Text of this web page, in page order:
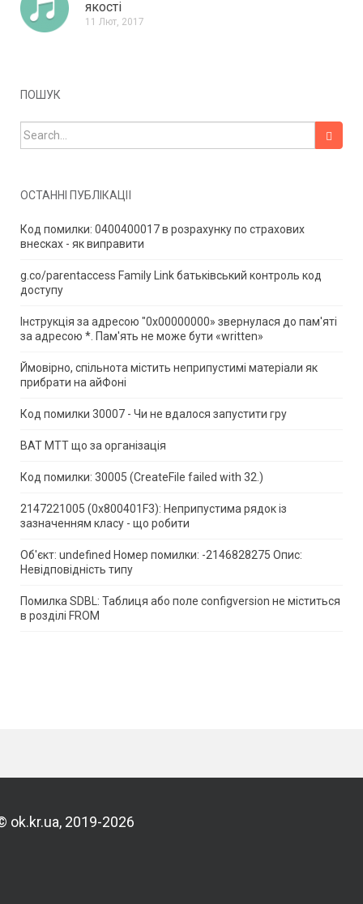
якості
11 Лют, 2017
ПОШУК
Search for:
ОСТАННІ ПУБЛІКАЦІЇ
Код помилки: 0400400017 в розрахунку по страхових
внесках - як виправити
g.co/parentaccess Family Link батьківський контроль код
доступу
Інструкція за адресою "0x00000000» звернулася до пам'яті
за адресою *. Пам'ять не може бути «written»
Ймовірно, спільнота містить неприпустимі матеріали як
прибрати на айФоні
Код помилки 30007 - Чи не вдалося запустити гру
ВАТ МТТ що за організація
Код помилки: 30005 (CreateFile failed with 32.)
2147221005 (0x800401F3): Неприпустима рядок із
зазначенням класу - що робити
Об'єкт: undefined Номер помилки: -2146828275 Опис:
Невідповідність типу
Помилка SDBL: Таблиця або поле configversion не міститься
в розділі FROM
ok.kr.ua, 2019-2026